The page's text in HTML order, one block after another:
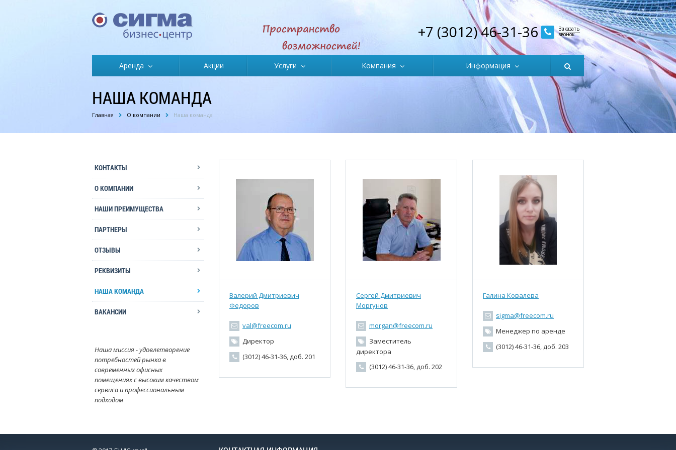
Заказать
звонок
+7 (3012) 46-31-36
Аренда Акции Услуги Компания Информация
НАША КОМАНДА
Главная О компании Наша команда
КОНТАКТЫ
О КОМПАНИИ
НАШИ ПРЕИМУЩЕСТВА
ПАРТНЕРЫ
ОТЗЫВЫ
РЕКВИЗИТЫ
НАША КОМАНДА
ВАКАНСИИ
Наша миссия - удовлетворение
потребностей рынка в
современных офисных
помещениях с высоким качеством
сервиса и профессиональным
подходом
Валерий Дмитриевич
Федоров
val@freecom.ru
Директор
(3012) 46-31-36, доб. 201
Сергей Дмитриевич
Моргунов
morgan@freecom.ru
Заместитель
директора
(3012) 46-31-36, доб. 202
Галина Ковалева
sigma@freecom.ru
Менеджер по аренде
(3012) 46-31-36, доб. 203